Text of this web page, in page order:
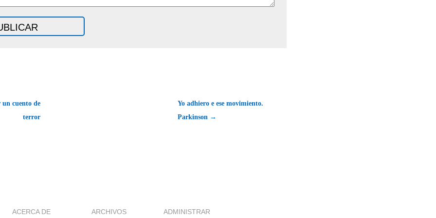
cuento de
terror
Yo adhiero e ese movimiento.
Parkinson →
ACERCA DE ARCHIVOS ADMINISTRAR